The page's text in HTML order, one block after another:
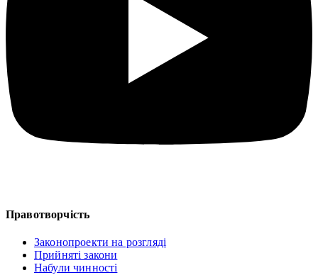
Правотворчість
Законопроекти на розгляді
Прийняті закони
Набули чинності